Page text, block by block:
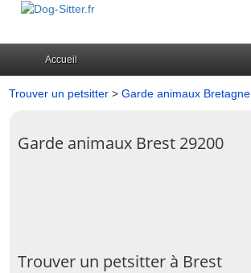
Accueil
Trouver un petsitter > Garde animaux Bretagne
Garde animaux Brest 29200
Trouver un petsitter à Brest